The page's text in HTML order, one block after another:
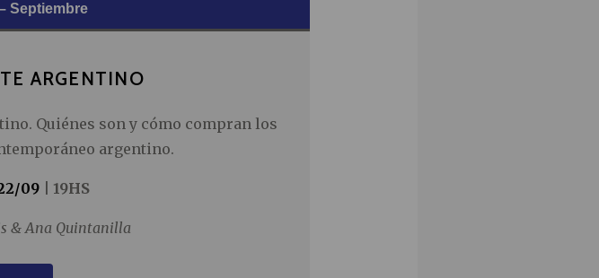
Septiembre
ARGENTINO
Quiénes son y cómo compran los
argentino.
09 | 19HS
& Ana Quintanilla